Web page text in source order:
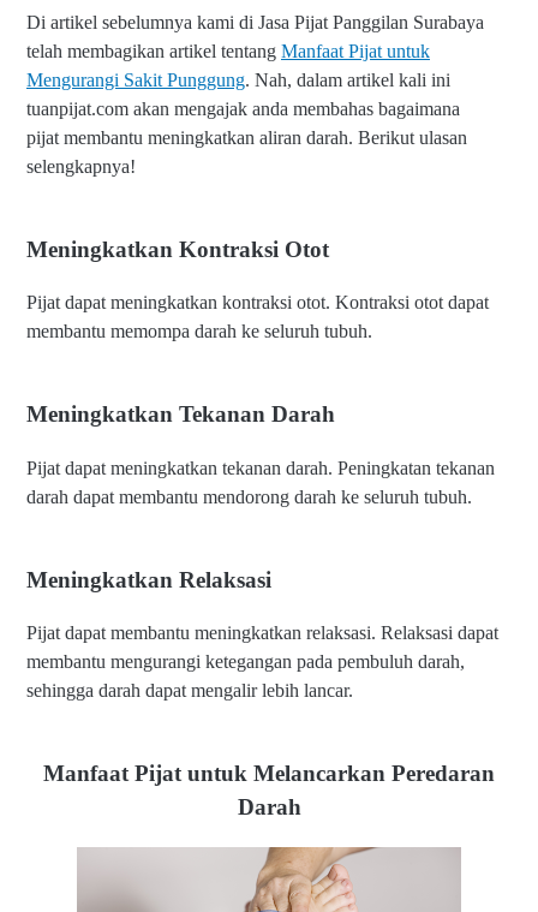
Di artikel sebelumnya kami di Jasa Pijat Panggilan Surabaya
telah membagikan artikel tentang Manfaat Pijat untuk
Mengurangi Sakit Punggung. Nah, dalam artikel kali ini
tuanpijat.com akan mengajak anda membahas bagaimana
pijat membantu meningkatkan aliran darah. Berikut ulasan
selengkapnya!
Meningkatkan Kontraksi Otot
Pijat dapat meningkatkan kontraksi otot. Kontraksi otot dapat
membantu memompa darah ke seluruh tubuh.
Meningkatkan Tekanan Darah
Pijat dapat meningkatkan tekanan darah. Peningkatan tekanan
darah dapat membantu mendorong darah ke seluruh tubuh.
Meningkatkan Relaksasi
Pijat dapat membantu meningkatkan relaksasi. Relaksasi dapat
membantu mengurangi ketegangan pada pembuluh darah,
sehingga darah dapat mengalir lebih lancar.
Manfaat Pijat untuk Melancarkan Peredaran
Darah